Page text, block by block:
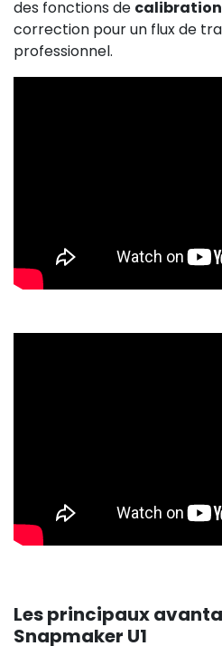
des fonctions de
correction pour un flux de
professionnel.
Les principaux
Snapmaker U1